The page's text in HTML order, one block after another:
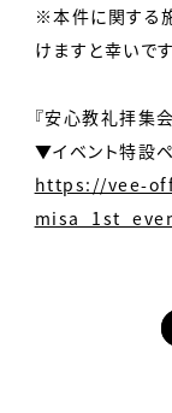
※本件に関する
けますと幸いです
『安心教礼拝集
▼イベント特設
https://vee-